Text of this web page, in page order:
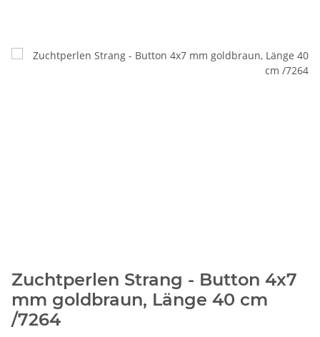
Zuchtperlen Strang - Button 4x7
mm goldbraun, Länge 40 cm
/7264